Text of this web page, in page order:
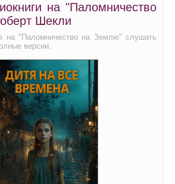
на "Паломничество
Шекли
на "Паломничество на Землю" слушать
версии.